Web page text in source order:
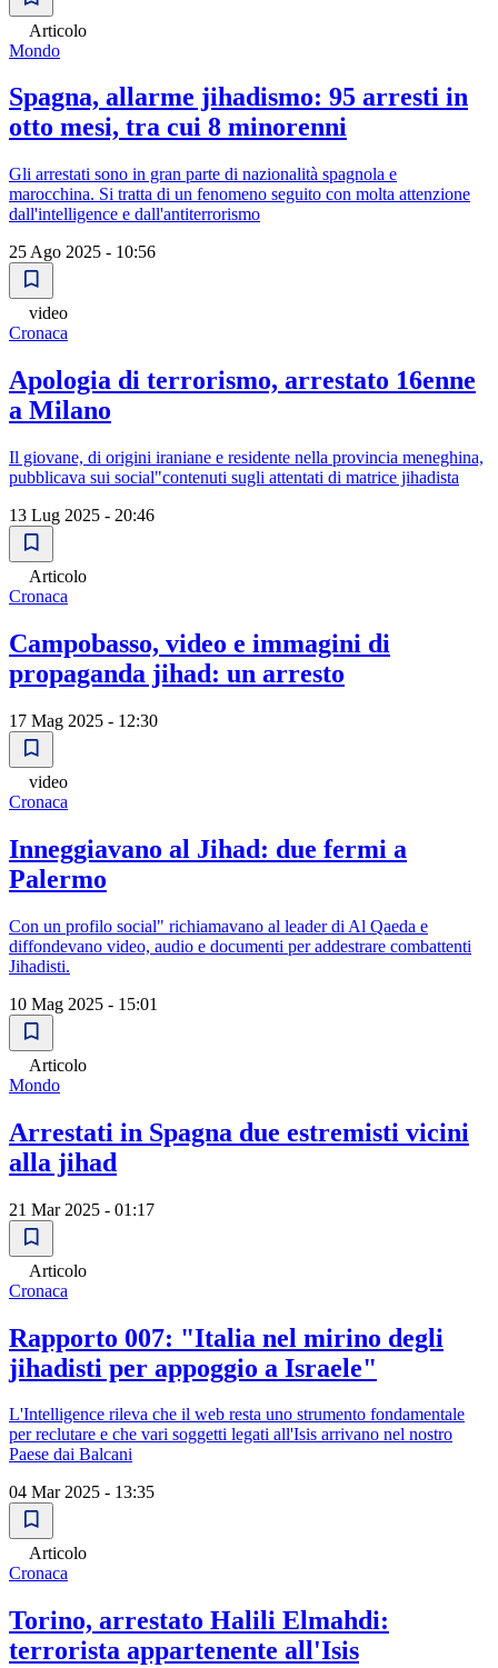
Articolo
Mondo
Spagna, allarme jihadismo: 95 arresti in
otto mesi, tra cui 8 minorenni
Gli arrestati sono in gran parte di nazionalità spagnola e
marocchina. Si tratta di un fenomeno seguito con molta attenzione
dall'intelligence e dall'antiterrorismo
25 Ago 2025 - 10:56
video
Cronaca
Apologia di terrorismo, arrestato 16enne
a Milano
Il giovane, di origini iraniane e residente nella provincia meneghina,
pubblicava sui social"contenuti sugli attentati di matrice jihadista
13 Lug 2025 - 20:46
Articolo
Cronaca
Campobasso, video e immagini di
propaganda jihad: un arresto
17 Mag 2025 - 12:30
video
Cronaca
Inneggiavano al Jihad: due fermi a
Palermo
Con un profilo social" richiamavano al leader di Al Qaeda e
diffondevano video, audio e documenti per addestrare combattenti
Jihadisti.
10 Mag 2025 - 15:01
Articolo
Mondo
Arrestati in Spagna due estremisti vicini
alla jihad
21 Mar 2025 - 01:17
Articolo
Cronaca
Rapporto 007: "Italia nel mirino degli
jihadisti per appoggio a Israele"
L'Intelligence rileva che il web resta uno strumento fondamentale
per reclutare e che vari soggetti legati all'Isis arrivano nel nostro
Paese dai Balcani
04 Mar 2025 - 13:35
Articolo
Cronaca
Torino, arrestato Halili Elmahdi:
terrorista appartenente all'Isis